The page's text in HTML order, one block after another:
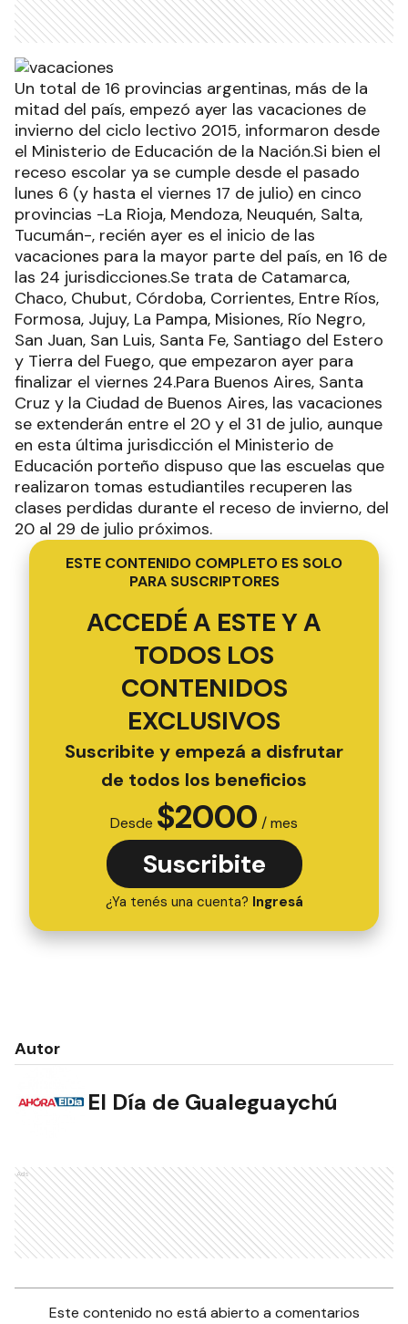
Un total de 16 provincias argentinas, más de la
mitad del país, empezó ayer las vacaciones de
invierno del ciclo lectivo 2015, informaron desde
el Ministerio de Educación de la Nación.Si bien el
receso escolar ya se cumple desde el pasado
lunes 6 (y hasta el viernes 17 de julio) en cinco
provincias -La Rioja, Mendoza, Neuquén, Salta,
Tucumán-, recién ayer es el inicio de las
vacaciones para la mayor parte del país, en 16 de
las 24 jurisdicciones.Se trata de Catamarca,
Chaco, Chubut, Córdoba, Corrientes, Entre Ríos,
Formosa, Jujuy, La Pampa, Misiones, Río Negro,
San Juan, San Luis, Santa Fe, Santiago del Estero
y Tierra del Fuego, que empezaron ayer para
finalizar el viernes 24.Para Buenos Aires, Santa
Cruz y la Ciudad de Buenos Aires, las vacaciones
se extenderán entre el 20 y el 31 de julio, aunque
en esta última jurisdicción el Ministerio de
Educación porteño dispuso que las escuelas que
realizaron tomas estudiantiles recuperen las
clases perdidas durante el receso de invierno, del
20 al 29 de julio próximos.
ESTE CONTENIDO COMPLETO ES SOLO
PARA SUSCRIPTORES
ACCEDÉ A ESTE Y A
TODOS LOS
CONTENIDOS
EXCLUSIVOS
Suscribite y empezá a disfrutar
de todos los beneficios
Desde $2000 / mes
Suscribite
¿Ya tenés una cuenta? Ingresá
Autor
El Día de Gualeguaychú
Ads
Este contenido no está abierto a comentarios